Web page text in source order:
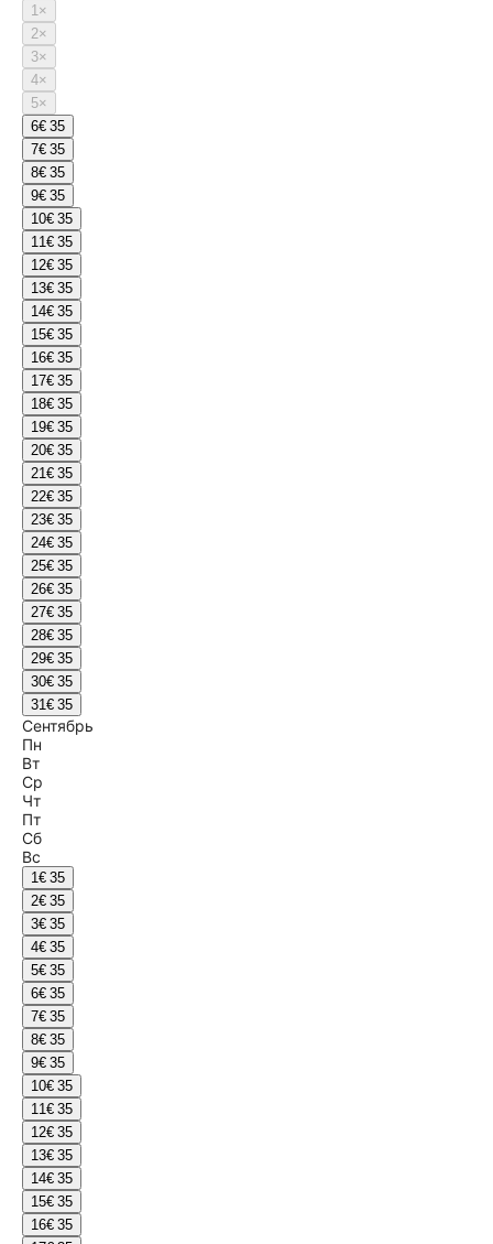
1×
2×
3×
4×
5×
6€ 35
7€ 35
8€ 35
9€ 35
10€ 35
11€ 35
12€ 35
13€ 35
14€ 35
15€ 35
16€ 35
17€ 35
18€ 35
19€ 35
20€ 35
21€ 35
22€ 35
23€ 35
24€ 35
25€ 35
26€ 35
27€ 35
28€ 35
29€ 35
30€ 35
31€ 35
Сентябрь
Пн
Вт
Ср
Чт
Пт
Сб
Вс
1€ 35
2€ 35
3€ 35
4€ 35
5€ 35
6€ 35
7€ 35
8€ 35
9€ 35
10€ 35
11€ 35
12€ 35
13€ 35
14€ 35
15€ 35
16€ 35